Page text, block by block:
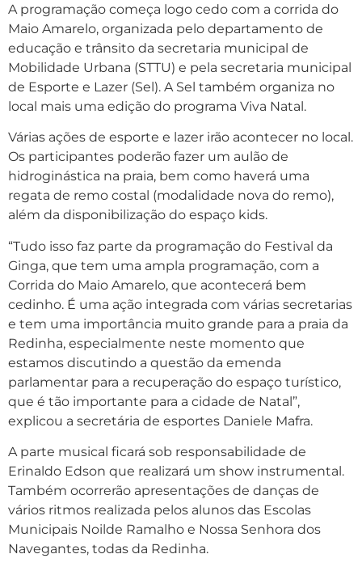
A programação começa logo cedo com a corrida do
Maio Amarelo, organizada pelo departamento de
educação e trânsito da secretaria municipal de
Mobilidade Urbana (STTU) e pela secretaria municipal
de Esporte e Lazer (Sel). A Sel também organiza no
local mais uma edição do programa Viva Natal.
Várias ações de esporte e lazer irão acontecer no local.
Os participantes poderão fazer um aulão de
hidroginástica na praia, bem como haverá uma
regata de remo costal (modalidade nova do remo),
além da disponibilização do espaço kids.
“Tudo isso faz parte da programação do Festival da
Ginga, que tem uma ampla programação, com a
Corrida do Maio Amarelo, que acontecerá bem
cedinho. É uma ação integrada com várias secretarias
e tem uma importância muito grande para a praia da
Redinha, especialmente neste momento que
estamos discutindo a questão da emenda
parlamentar para a recuperação do espaço turístico,
que é tão importante para a cidade de Natal”,
explicou a secretária de esportes Daniele Mafra.
A parte musical ficará sob responsabilidade de
Erinaldo Edson que realizará um show instrumental.
Também ocorrerão apresentações de danças de
vários ritmos realizada pelos alunos das Escolas
Municipais Noilde Ramalho e Nossa Senhora dos
Navegantes, todas da Redinha.